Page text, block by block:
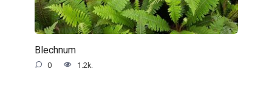
Blechnum
0 1.2k.